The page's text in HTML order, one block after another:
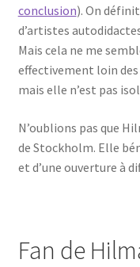
conclusion). On
d’artistes
Mais cela ne me
effectivement loin des
mais elle n’est pas
N’oublions pas que
de Stockholm. Elle
et d’une ouverture à
Fan de